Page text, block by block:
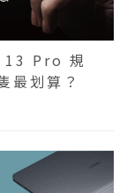
13 Pro 規
最划算？